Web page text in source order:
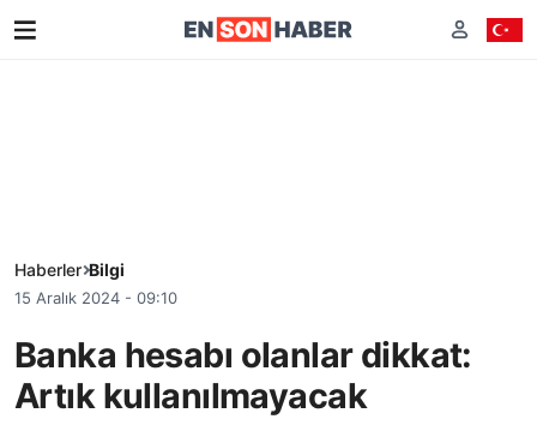
Haberler Bilgi
15 Aralık 2024 - 09:10
Banka hesabı olanlar dikkat:
Artık kullanılmayacak